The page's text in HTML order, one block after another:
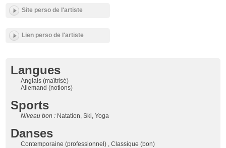
Langues
Anglais (maîtrisé)
Allemand (notions)
Sports
Niveau bon : Natation, Ski, Yoga
Danses
Contemporaine (professionnel) , Classique (bon)
Site perso de l'artiste
Lien perso de l'artiste